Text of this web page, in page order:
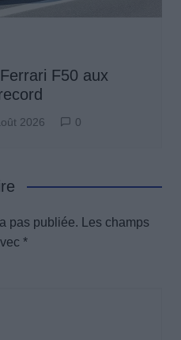
F50 aux
2026 0
pas publiée.
Les champs
*